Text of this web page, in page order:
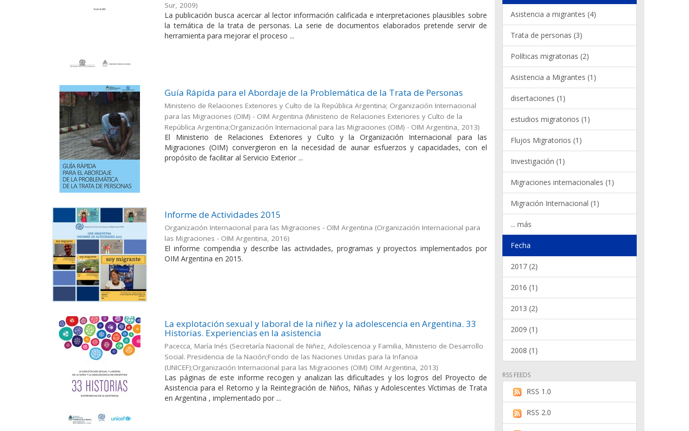
Sur, 2009)
La publicación busca acercar al lector información calificada e interpretaciones plausibles sobre
la temática de la trata de personas. La serie de documentos elaborados pretende servir de
herramienta para mejorar el proceso ...
Guía Rápida para el Abordaje de la Problemática de la Trata de Personas
Ministerio de Relaciones Exteriores y Culto de la República Argentina; Organización Internacional
para las Migraciones (OIM) - OIM Argentina (Ministerio de Relaciones Exteriores y Culto de la
República Argentina;Organización Internacional para las Migraciones (OIM) - OIM Argentina, 2013)
El Ministerio de Relaciones Exteriores y Culto y la Organización Internacional para las
Migraciones (OIM) convergieron en la necesidad de aunar esfuerzos y capacidades, con el
propósito de facilitar al Servicio Exterior ...
Informe de Actividades 2015
Organización Internacional para las Migraciones - OIM Argentina (Organización Internacional para
las Migraciones - OIM Argentina, 2016)
El informe compendia y describe las actividades, programas y proyectos implementados por
OIM Argentina en 2015.
La explotación sexual y laboral de la niñez y la adolescencia en Argentina. 33
Historias. Experiencias en la asistencia
Pacecca, María Inés (Secretaría Nacional de Niñez, Adolescencia y Familia, Ministerio de Desarrollo
Social. Presidencia de la Nación;Fondo de las Naciones Unidas para la Infancia
(UNICEF);Organización Internacional para las Migraciones (OIM) OIM Argentina, 2013)
Las páginas de este informe recogen y analizan las dificultades y los logros del Proyecto de
Asistencia para el Retorno y la Reintegración de Niños, Niñas y Adolescentes Víctimas de Trata
en Argentina , implementado por ...
Asistencia a migrantes (4)
Trata de personas (3)
Políticas migratorias (2)
Asistencia a Migrantes (1)
disertaciones (1)
estudios migratorios (1)
Flujos Migratorios (1)
Investigación (1)
Migraciones internacionales (1)
Migración Internacional (1)
... más
Fecha
2017 (2)
2016 (1)
2013 (2)
2009 (1)
2008 (1)
RSS FEEDS
RSS 1.0
RSS 2.0